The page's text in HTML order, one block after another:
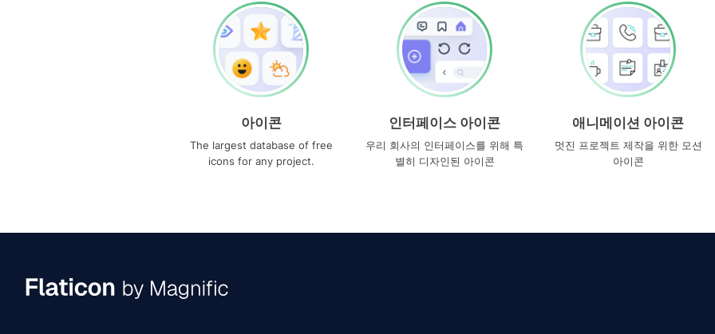
아이콘
The largest database of free
icons for any project.
인터페이스 아이콘
우리 회사의 인터페이스를 위해 특
별히 디자인된 아이콘
애니메이션 아이콘
멋진 프로젝트 제작을 위한 모션
아이콘